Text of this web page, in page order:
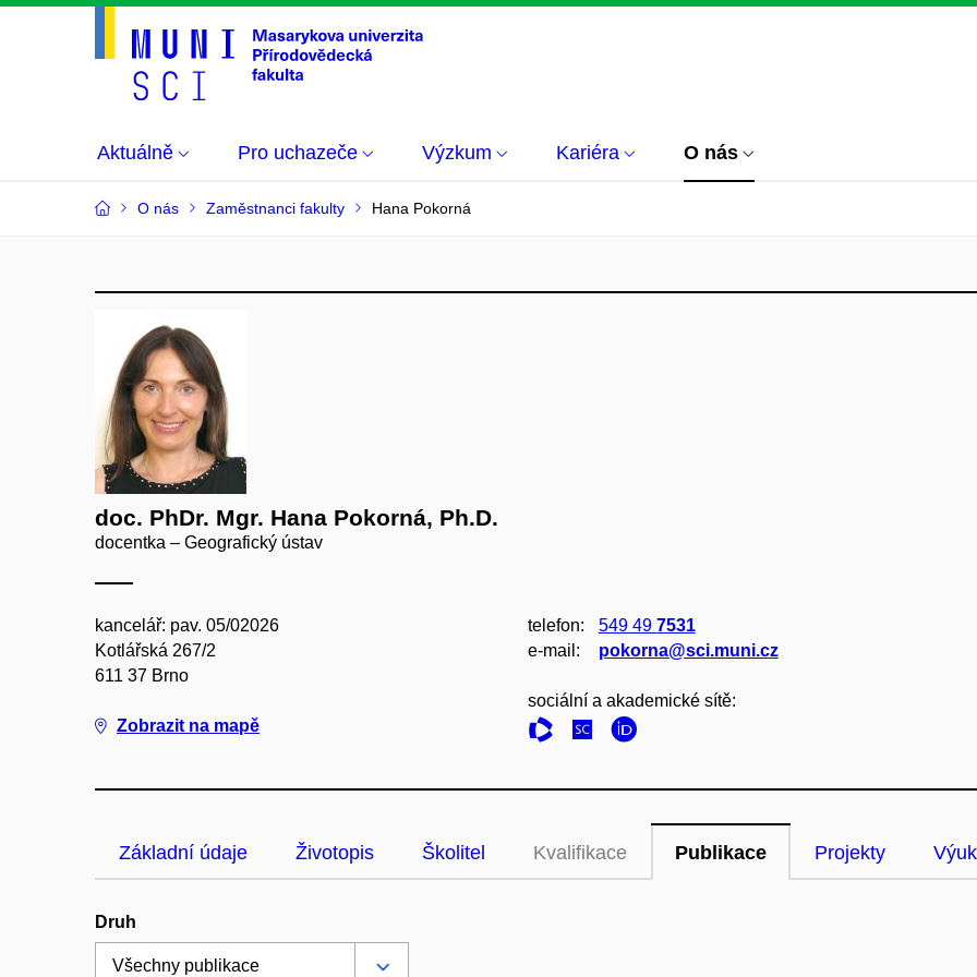
Aktuálně Pro uchazeče Výzkum Kariéra O nás
O nás Zaměstnanci fakulty Hana Pokorná
doc. PhDr. Mgr. Hana Pokorná, Ph.D.
docentka – Geografický ústav
kancelář: pav. 05/02026
Kotlářská 267/2
611 37 Brno
Zobrazit na mapě
telefon: 549 49 7531
e‑mail:
pokorna@sci.muni.cz
sociální a akademické sítě:
Základní údaje Životopis Školitel Kvalifikace Publikace Projekty
Druh